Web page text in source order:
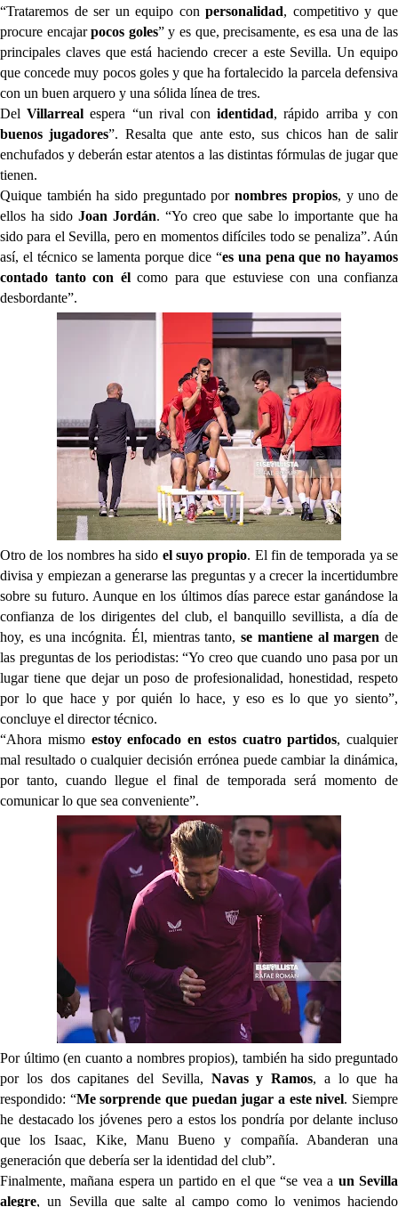
“Trataremos de ser un equipo conpersonalidad, competitivo y que
procure encajarpocos goles” y es que, precisamente, es esa una de las
principales claves que está haciendo crecer a este Sevilla. Un equipo
que concede muy pocos goles y que ha fortalecido la parcela defensiva
con un buen arquero y una sólida línea de tres.
DelVillarrealespera “un rival conidentidad, rápido arriba y con
buenos jugadores”. Resalta que ante esto, sus chicos han de salir
enchufados y deberán estar atentos a las distintas fórmulas de jugar que
tienen.
Quique también ha sido preguntado pornombres propios, y uno de
ellos ha sido Joan Jordán. “Yo creo que sabe lo importante que ha
sido para el Sevilla, pero en momentos difíciles todo se penaliza”. Aún
así, el técnico se lamenta porque dice “es una pena que no hayamos
contado tanto con élcomo para que estuviese con una confianza
desbordante”.
Otro de los nombres ha sido el suyo propio. El fin de temporada ya se
divisa y empiezan a generarse las preguntas y a crecer la incertidumbre
sobre su futuro. Aunque en los últimos días parece estar ganándose la
confianza de los dirigentes del club, el banquillo sevillista, a día de
hoy, es una incógnita. Él, mientras tanto,se mantiene al margen de
las preguntas de los periodistas: “Yo creo que cuando uno pasa por un
lugar tiene que dejar un poso de profesionalidad, honestidad, respeto
por lo que hace y por quién lo hace, y eso es lo que yo siento”,
concluye el director técnico.
“Ahora mismo estoy enfocado en estos cuatro partidos, cualquier
mal resultado o cualquier decisión errónea puede cambiar la dinámica,
por tanto, cuando llegue el final de temporada será momento de
comunicar lo que sea conveniente”.
Por último (en cuanto a nombres propios), también ha sido preguntado
por los dos capitanes del Sevilla, Navas y Ramos, a lo que ha
respondido: “Me sorprende que puedan jugar a este nivel. Siempre
he destacado los jóvenes pero a estos los pondría por delante incluso
que los Isaac, Kike, Manu Bueno y compañía. Abanderan una
generación que debería ser la identidad del club”.
Finalmente, mañana espera un partido en el que “se vea a un Sevilla
alegre, un Sevilla que salte al campo como lo venimos haciendo